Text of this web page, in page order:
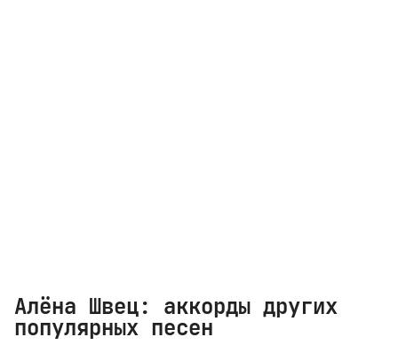
Алёна Швец: аккорды других
популярных песен